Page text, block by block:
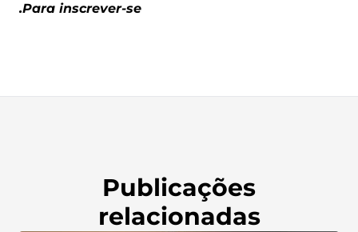
.Para inscrever-se
Publicações
relacionadas